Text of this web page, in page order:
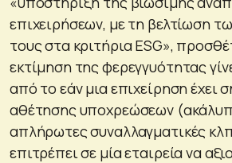
επιχειρήσεων, με τη βελτίωση
τους στα κριτήρια ESG»,
εκτίμηση της φερεγγυότητας
από το εάν μια επιχείρηση έχει
αθέτησης υποχρεώσεων
απλήρωτες συναλλαγματικές
επιτρέπει σε μία εταιρεία να